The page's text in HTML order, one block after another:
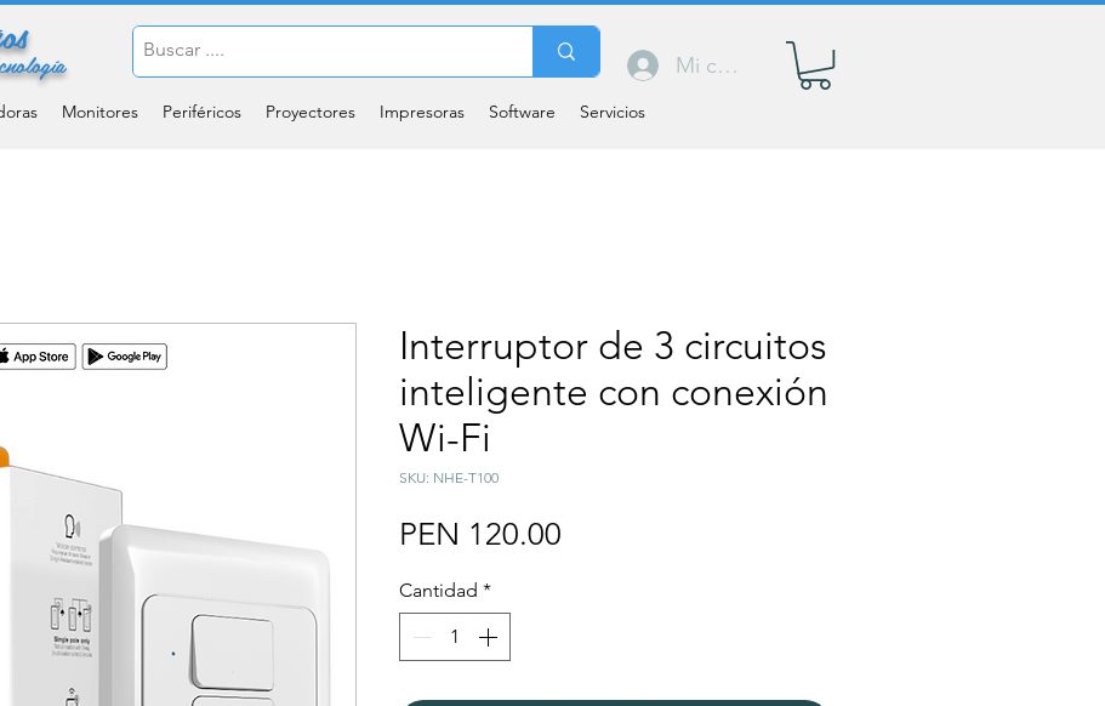
Mi cuenta
Monitores Periféricos Proyectores Impresoras Software Servicios
Interruptor de 3 circuitos
inteligente con conexión
Wi-Fi
SKU: NHE-T100
PEN 120.00
Cantidad *